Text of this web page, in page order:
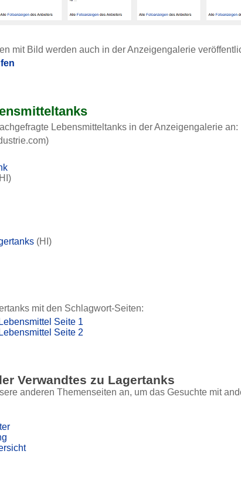
mit Bild werden auch in der Anzeigengalerie
Lebensmitteltanks in der Anzeigengalerie an:
(HI)
mit den Schlagwort-Seiten:
Seite 1
Seite 2
Verwandtes zu Lagertanks
anderen Themenseiten an, um das Gesuchte mit